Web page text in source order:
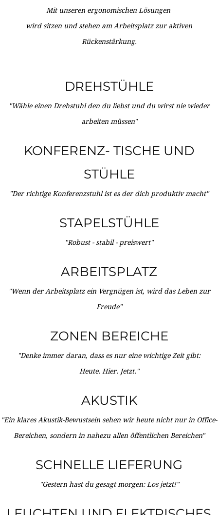
Mit unseren ergonomischen Lösungen
wird sitzen und stehen am Arbeitsplatz zur aktiven
Rückenstärkung.
DREHSTÜHLE
"Wähle einen Drehstuhl den du liebst und du wirst nie wieder
arbeiten müssen"
KONFERENZ- TISCHE UND
STÜHLE
"Der richtige Konferenzstuhl ist es der dich produktiv macht"
STAPELSTÜHLE
"Robust - stabil - preiswert"
ARBEITSPLATZ
"Wenn der Arbeitsplatz ein Vergnügen ist, wird das Leben zur
Freude"
ZONEN BEREICHE
"Denke immer daran, dass es nur eine wichtige Zeit gibt:
Heute. Hier. Jetzt."
AKUSTIK
"Ein klares Akustik-Bewustsein sehen wir heute nicht nur in Office-
Bereichen, sondern in nahezu allen öffentlichen Bereichen"
SCHNELLE LIEFERUNG
"Gestern hast du gesagt morgen: Los jetzt!"